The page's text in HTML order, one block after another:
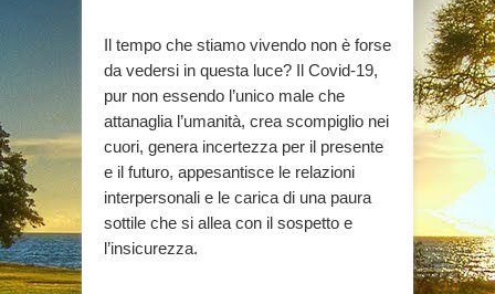
Il tempo che stiamo vivendo non è forse
da vedersi in questa luce? Il Covid-19,
pur non essendo l’unico male che
attanaglia l’umanità, crea scompiglio nei
cuori, genera incertezza per il presente
e il futuro, appesantisce le relazioni
interpersonali e le carica di una paura
sottile che si allea con il sospetto e
l’insicurezza.